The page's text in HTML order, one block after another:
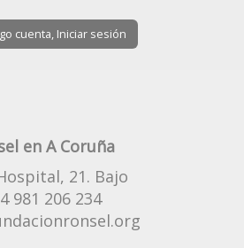
cuenta, Iniciar sesión
en A Coruña
21. Bajo
981 206 234